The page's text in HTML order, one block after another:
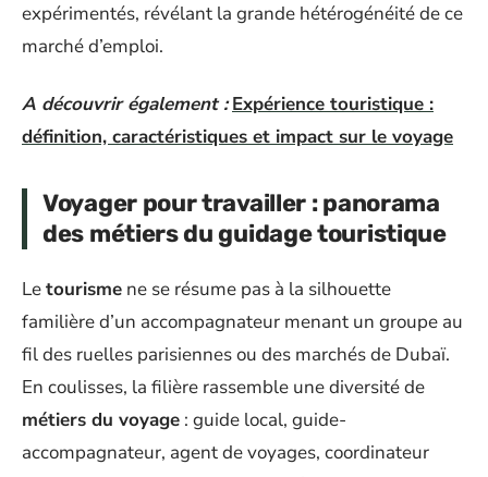
expérimentés, révélant la grande hétérogénéité de ce
marché d’emploi.
A découvrir également : Expérience touristique :
définition, caractéristiques et impact sur le voyage
Voyager pour travailler : panorama
des métiers du guidage touristique
Letourisme ne se résume pas à la silhouette
familière d’un accompagnateur menant un groupe au
fil des ruelles parisiennes ou des marchés de Dubaï.
En coulisses, la filière rassemble une diversité de
métiers du voyage : guide local, guide-
accompagnateur, agent de voyages, coordinateur